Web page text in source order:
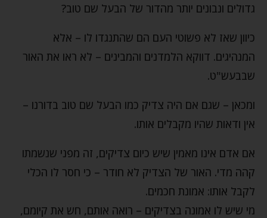
גדולים ונבונים יותר מהדור של הבעל שם טוב?
כיוון שאז לא פשוטי העם הם שהתנגדו לו – אלא
המנהיגים. דווקא הלמדנים והמבינים – לא ראו את האור
שבבעש"ט.
ומכאן – שגם אם היה צדיק כמו הבעל שם טוב בדורנו –
אין ודאות שהיו מקבלים אותו.
אם אדם אינו מאמין שיש כיום צדיקים, זה מפני שנשמתו
קהה מדי. האור של הצדיק לא חודר – כי חסר לו הכלי
לקבל אותו: אמונת חכמים.
מי שיש לו אמונה בצדיקים – רואה אותם, חש את קיומם,